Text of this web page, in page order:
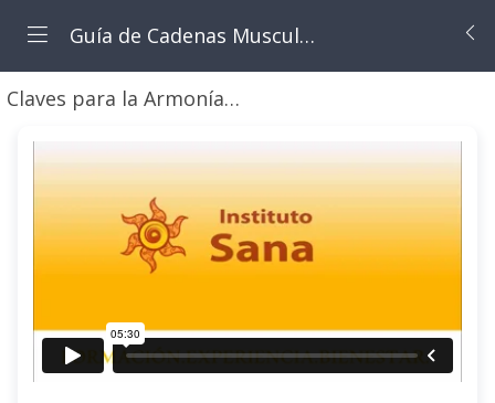
Guía de Cadenas Musculares aplicado al yoga.
Claves para la Armonía Corporal.